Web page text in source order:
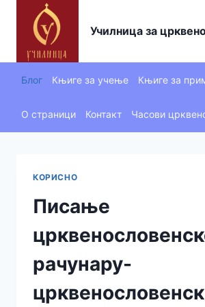
content
Училница за
Блог Књиге за учење Књиге за
О страници Контакт Часови
КОРИСНО
Писање
рачунару-